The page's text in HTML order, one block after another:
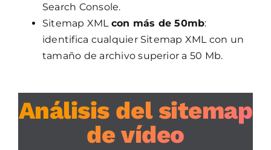
Search Console.
Sitemap XML con más de 50mb:
identifica cualquier Sitemap XML con un
tamaño de archivo superior a 50 Mb.
Análisis del sitemap
de vídeo